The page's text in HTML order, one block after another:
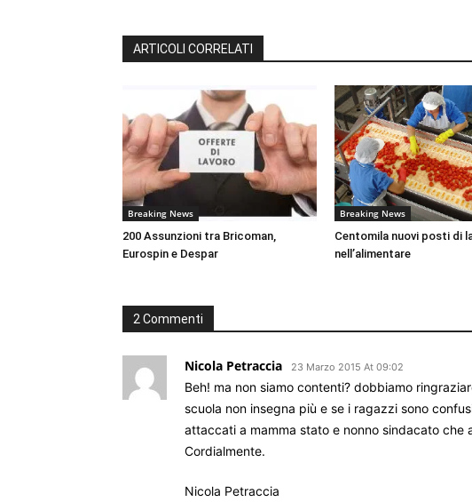
ARTICOLI CORRELATI
Breaking News
200 Assunzioni tra Bricoman,
Eurospin e Despar
Breaking News
Centomila nuovi posti di
nell’alimentare
2 Commenti
Nicola Petraccia 23 Marzo 2015 At 09:02
Beh! ma non siamo contenti? dobbiamo
scuola non insegna più e se i ragazzi sono
attaccati a mamma stato e nonno sindacato
Cordialmente.
Nicola Petraccia